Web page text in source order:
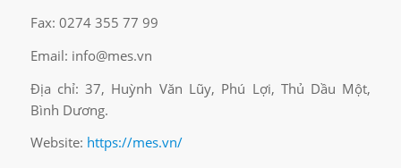
Fax: 0274 355 77 99
Email: info@mes.vn
Địa chỉ: 37, Huỳnh Văn Lũy, Phú Lợi, Thủ Dầu Một,
Bình Dương.
Website: https://mes.vn/